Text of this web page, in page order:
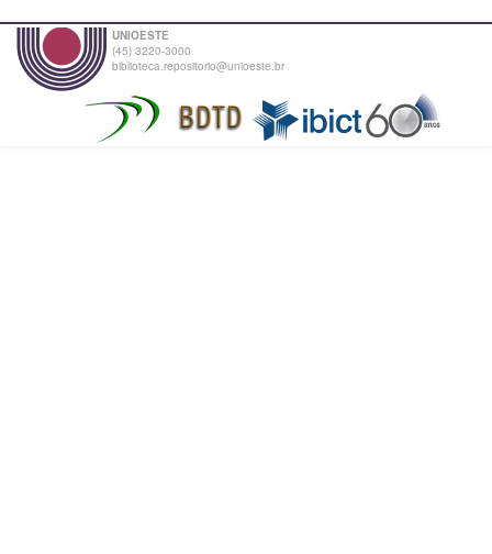
UNIOESTE
(45) 3220-3000
biblioteca.repositorio@unioeste.br